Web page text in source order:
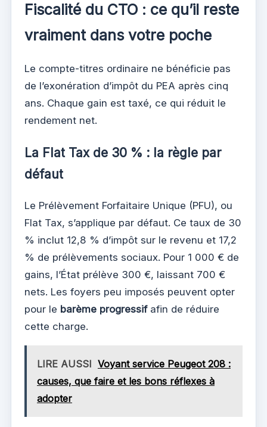
Fiscalité du CTO : ce qu’il reste
vraiment dans votre poche
Le compte-titres ordinaire ne bénéficie pas
de l’exonération d’impôt du PEA après cinq
ans. Chaque gain est taxé, ce qui réduit le
rendement net.
La Flat Tax de 30 % : la règle par
défaut
Le Prélèvement Forfaitaire Unique (PFU), ou
Flat Tax, s’applique par défaut. Ce taux de 30
% inclut 12,8 % d’impôt sur le revenu et 17,2
% de prélèvements sociaux. Pour 1 000 € de
gains, l’État prélève 300 €, laissant 700 €
nets. Les foyers peu imposés peuvent opter
pour le barème progressifafin de réduire
cette charge.
LIRE AUSSI Voyant service Peugeot 208 :
causes, que faire et les bons réflexes à
adopter